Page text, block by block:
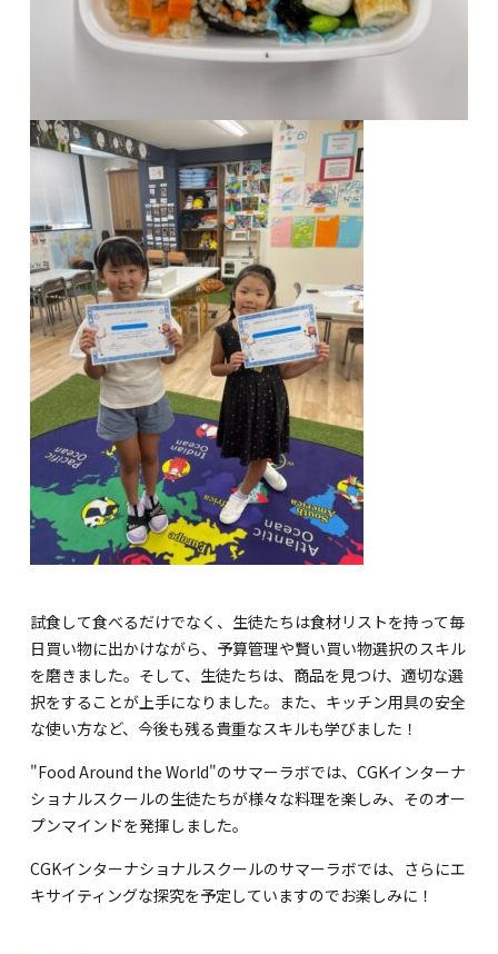
試食して食べるだけでなく、生徒たちは食材リストを持って毎
日買い物に出かけながら、予算管理や賢い買い物選択のスキル
を磨きました。そして、生徒たちは、商品を見つけ、適切な選
択をすることが上手になりました。また、キッチン用具の安全
な使い方など、今後も残る貴重なスキルも学びました！
"Food Around the World"のサマーラボでは、CGKインターナ
ショナルスクールの生徒たちが様々な料理を楽しみ、そのオー
プンマインドを発揮しました。
CGKインターナショナルスクールのサマーラボでは、さらにエ
キサイティングな探究を予定していますのでお楽しみに！